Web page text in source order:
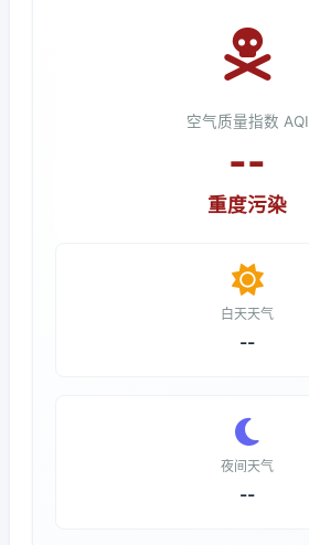
空气质量指数 AQI
--
重度污染
白天天气
--
夜间天气
--